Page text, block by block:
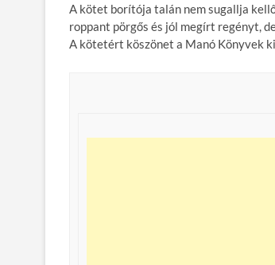
A kötet borítója talán nem sugallja
roppant pörgős és jól megírt regényt,
A kötetért köszönet a Manó Könyvek